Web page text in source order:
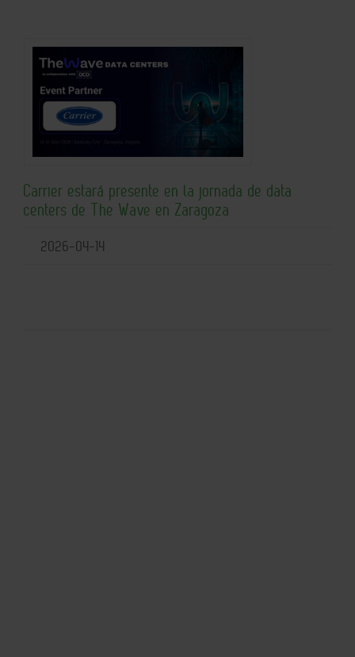
Carrier estará presente en la jornada de data
centers de The Wave en Zaragoza
2026-04-14